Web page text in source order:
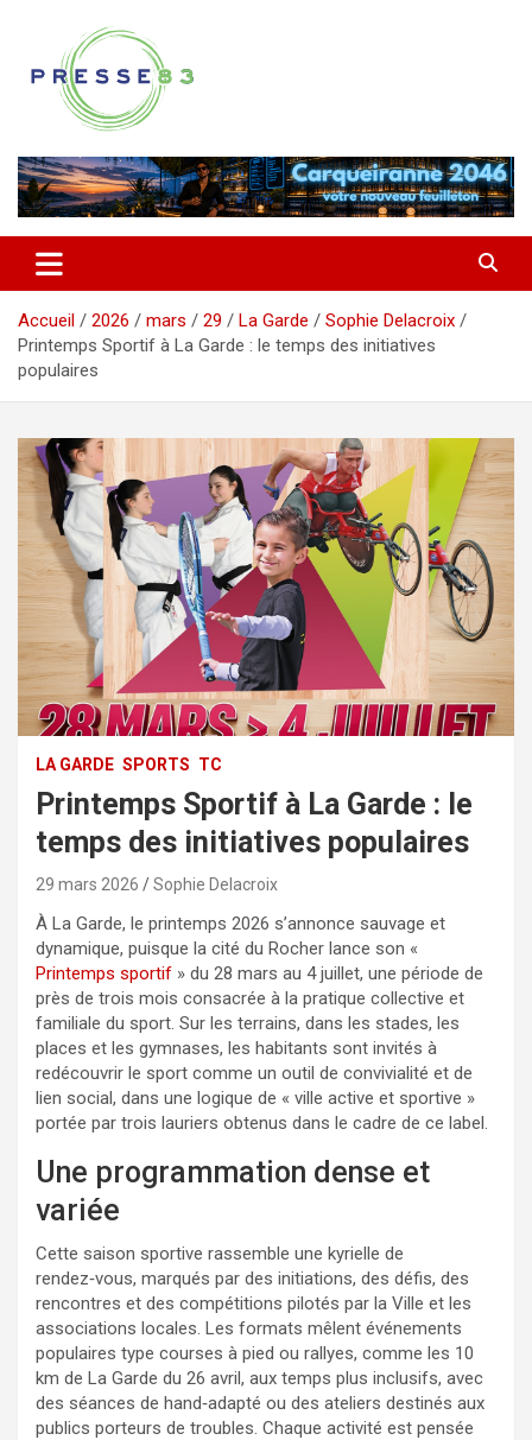
contenu
Presse 83
Accueil 2026 mars 29 La Garde
Sophie Delacroix
Printemps Sportif à La Garde : le temps des initiatives
populaires
LA GARDE SPORTS TC
Printemps Sportif à La Garde : le
temps des initiatives populaires
29 mars 2026 Sophie Delacroix
À La Garde, le printemps 2026 s’annonce sauvage et
dynamique, puisque la cité du Rocher lance son «
Printemps sportif » du 28 mars au 4 juillet, une période de
près de trois mois consacrée à la pratique collective et
familiale du sport. Sur les terrains, dans les stades, les
places et les gymnases, les habitants sont invités à
redécouvrir le sport comme un outil de convivialité et de
lien social, dans une logique de « ville active et sportive »
portée par trois lauriers obtenus dans le cadre de ce label.
Une programmation dense et
variée
Cette saison sportive rassemble une kyrielle de
rendez‑vous, marqués par des initiations, des défis, des
rencontres et des compétitions pilotés par la Ville et les
associations locales. Les formats mêlent événements
populaires type courses à pied ou rallyes, comme les 10
km de La Garde du 26 avril, aux temps plus inclusifs, avec
des séances de hand‑adapté ou des ateliers destinés aux
publics porteurs de troubles. Chaque activité est pensée